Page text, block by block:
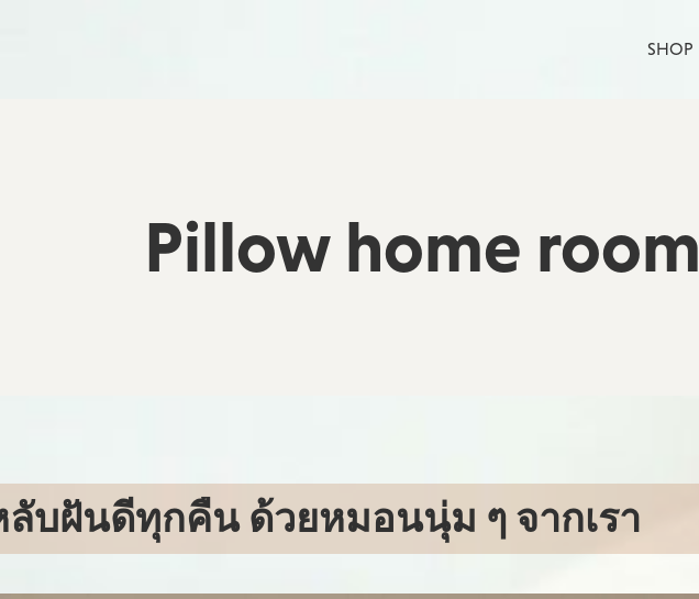
SHOP
Pillow home room
บฝันดีทุกคืน ด้วยหมอนนุ่ม ๆ จากเรา